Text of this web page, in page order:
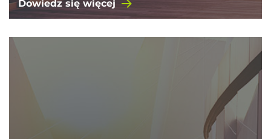
Dowiedz się więcej